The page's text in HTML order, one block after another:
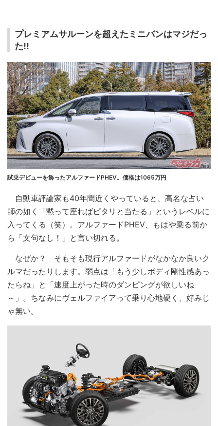
プレミアムサルーンを超えたミニバンはマジだっ
た!!
試乗デビューを飾ったアルファードPHEV。価格は1065万円
自動車評論家も40年間近くやっていると、高名な占い
師の如く「黙って座ればピタリと当たる」というレベルに
入ってくる（笑）。アルファードPHEV、もはや乗る前か
ら「文句なし！」と言い切れる。
なぜか？ そもそも現行アルファードがなかなか良いク
ルマだったりします。弱点は「もう少しボディ剛性感あっ
たらね」と「速度上がった時のダンピングが欲しいね
～」。ちなみにヴェルファイアって乗り心地硬く、好みじ
ゃ無い。